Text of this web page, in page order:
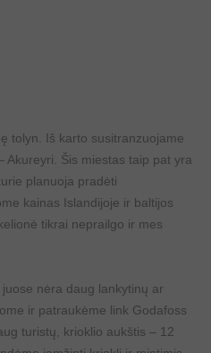
tolyn. Iš karto susitranzuojame
Akureyri. Šis miestas taip pat yra
planuoja pradėti
kainas Islandijoje ir baltijos
tikrai neprailgo ir mes
nėra daug lankytinų ar
ir patraukėme link Godafoss
turistų, krioklio aukštis – 12